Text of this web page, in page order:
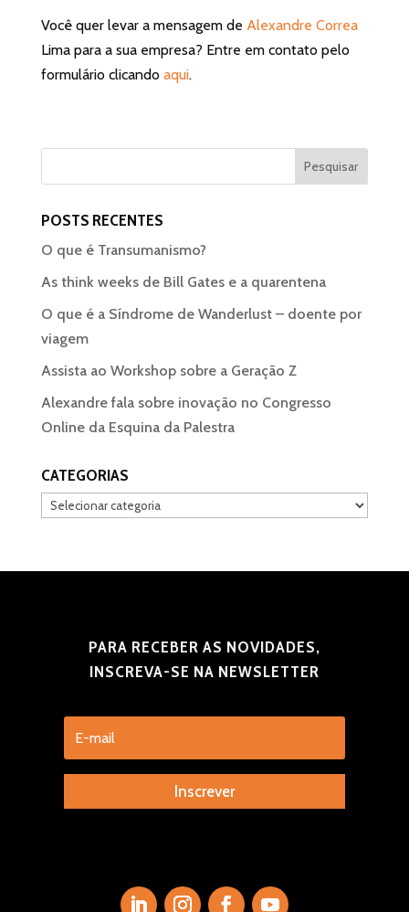
Você quer levar a mensagem de Alexandre Correa
Lima para a sua empresa? Entre em contato pelo
formulário clicando aqui.
POSTS RECENTES
O que é Transumanismo?
As think weeks de Bill Gates e a quarentena
O que é a Síndrome de Wanderlust – doente por
viagem
Assista ao Workshop sobre a Geração Z
Alexandre fala sobre inovação no Congresso
Online da Esquina da Palestra
CATEGORIAS
Categorias
PARA RECEBER AS NOVIDADES,
INSCREVA-SE NA NEWSLETTER
Inscrever